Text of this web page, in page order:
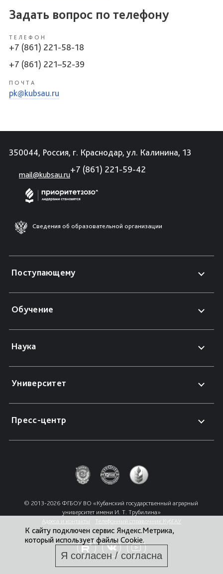
Задать вопрос по телефону
ТЕЛЕФОН
+7 (861) 221-58-18
+7 (861) 221–52-39
ПОЧТА
pk@kubsau.ru
350044, Россия, г. Краснодар, ул. Калинина, 13
mail@kubsau.ru
+7 (861) 221-59-42
Сведения об образовательной организации
Поступающему
Обучение
Наука
Университет
Пресс-центр
© 2013-2026 ФГБОУ ВО «Кубанский государственный аграрный
университет имени И. Т. Трубилина»
Адреса и контакты
Телефонный справочник КубГАУ
К сайту подключен сервис Яндекс.Метрика,
который использует файлы Cookie.
Я согласен / согласна